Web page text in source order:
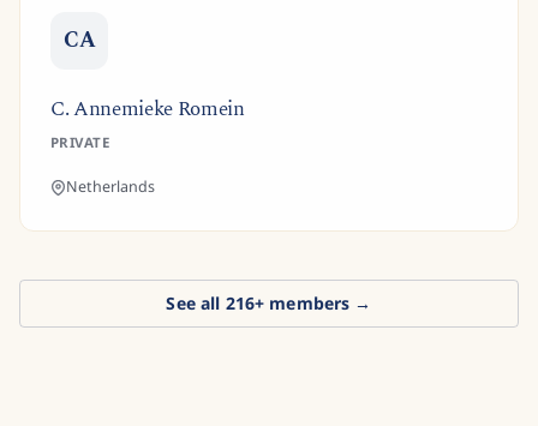
CA
C. Annemieke Romein
PRIVATE
Netherlands
See all 216+ members →